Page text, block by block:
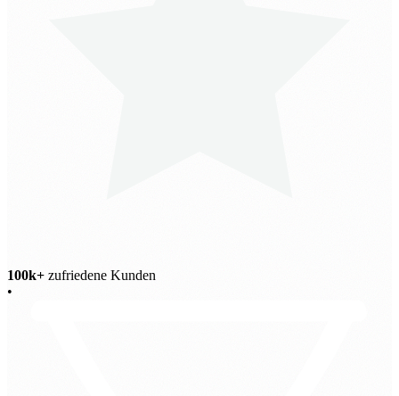
100k+ zufriedene Kunden
•